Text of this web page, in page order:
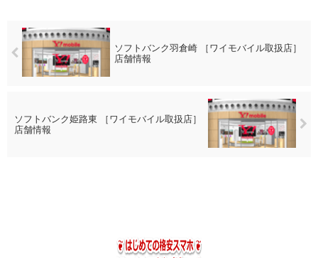
ソフトバンク羽倉崎 ［ワイモバイル取扱店］
店舗情報
ソフトバンク姫路東 ［ワイモバイル取扱店］
店舗情報